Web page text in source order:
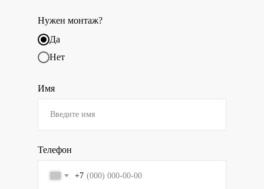
Нужен монтаж?
Да
Нет
Имя
Телефон
+7